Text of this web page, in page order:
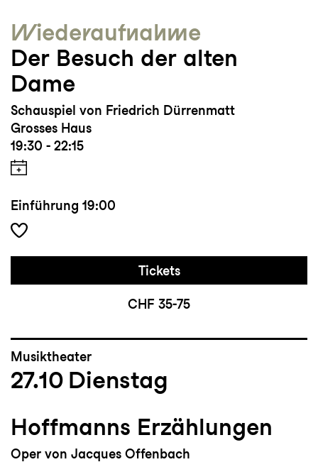
Wieder­aufnahme
Der Besuch der alten
Dame
Schauspiel von Friedrich Dürrenmatt
Grosses Haus
19:30 - 22:15
Einführung 19:00
Tickets
CHF 35-75
Musiktheater
27.10 Dienstag
Hoffmanns Erzählungen
Oper von Jacques Offenbach